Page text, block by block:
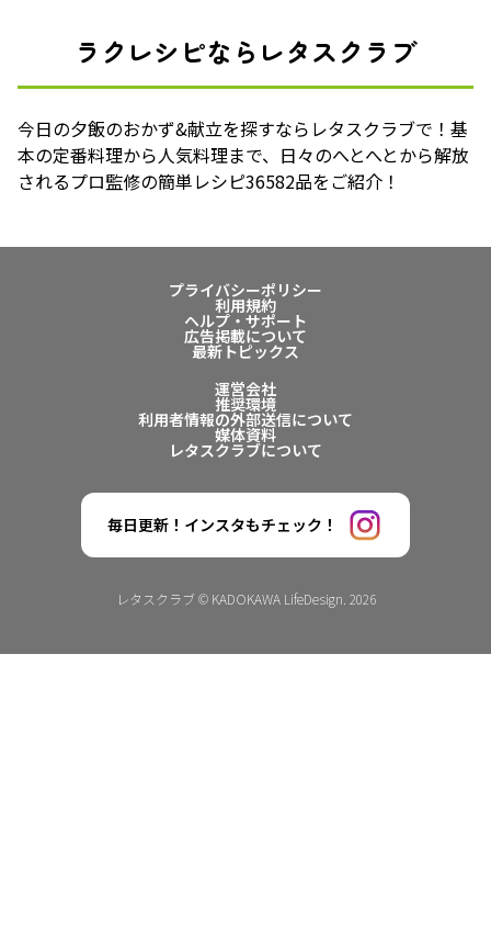
ラクレシピならレタスクラブ
今日の夕飯のおかず&献立を探すならレタスクラブで！基
本の定番料理から人気料理まで、日々のへとへとから解放
されるプロ監修の簡単レシピ36582品をご紹介！
プライバシーポリシー
利用規約
ヘルプ・サポート
広告掲載について
最新トピックス
運営会社
推奨環境
利用者情報の外部送信について
媒体資料
レタスクラブについて
毎日更新！インスタもチェック！
レタスクラブ © KADOKAWA LifeDesign. 2026